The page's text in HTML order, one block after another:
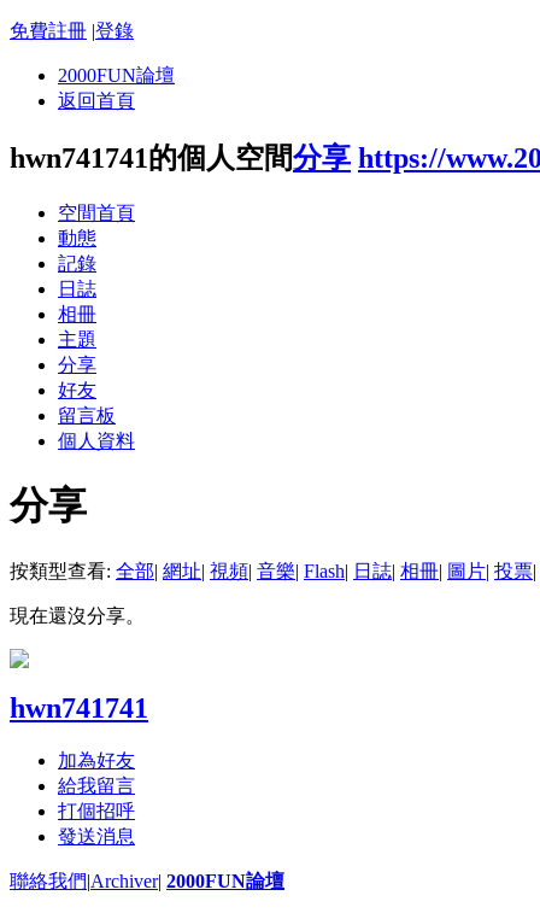
免費註冊 |登錄
2000FUN論壇
返回首頁
hwn741741的個人空間分享 https://
空間首頁
動態
記錄
日誌
相冊
主題
分享
好友
留言板
個人資料
分享
按類型查看: 全部| 網址| 視頻| 音樂| Flash| 日誌| 相冊| 圖片| 投票|
現在還沒分享。
hwn741741
加為好友
給我留言
打個招呼
發送消息
聯絡我們|Archiver| 2000FUN論壇